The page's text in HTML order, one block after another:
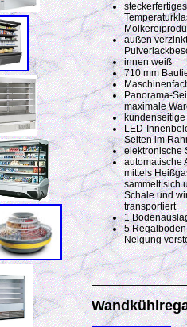
außen
innen weiß
710 mm
Panorama-
maximale
LED-
Seiten im
elektronische
automatische
mittels
sammelt sich
Schale und
transportiert
1
5
Neigung